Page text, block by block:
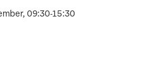
09:30-15:30